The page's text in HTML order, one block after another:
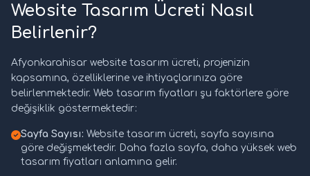
Website Tasarım Ücreti Nasıl
Belirlenir?
Afyonkarahisar website tasarım ücreti, projenizin
kapsamına, özelliklerine ve ihtiyaçlarınıza göre
belirlenmektedir. Web tasarım fiyatları şu faktörlere göre
değişiklik göstermektedir:
Sayfa Sayısı: Website tasarım ücreti, sayfa sayısına
göre değişmektedir. Daha fazla sayfa, daha yüksek web
tasarım fiyatları anlamına gelir.